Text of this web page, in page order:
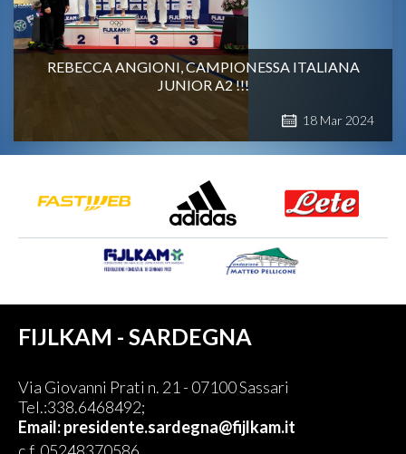
REBECCA ANGIONI, CAMPIONESSA ITALIANA
JUNIOR A2 !!!
18 Mar 2024
FIJLKAM - SARDEGNA
Via Giovanni Prati n. 21 - 07100 Sassari
Tel.:338.6468492;
Email:presidente.sardegna@fijlkam.it